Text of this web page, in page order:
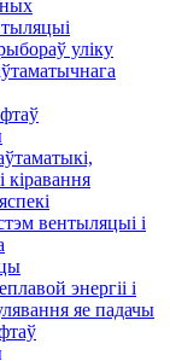
уліку
кіравання
вентыляцыі і
энергіі і
яе падачы